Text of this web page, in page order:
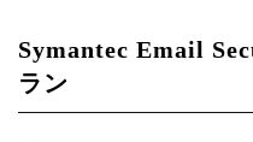
Symantec Email
ラン